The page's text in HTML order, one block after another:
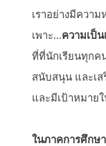
เราอย่างมีควา
เพาะ...ความเป็
ที่ที่นักเรียนทุกค
สนับสนุน และเส
และมีเป้าหมาย
ในภาคการศึกษ